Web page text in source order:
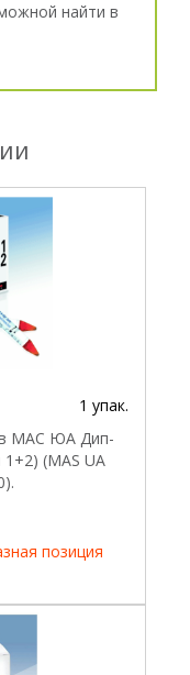
найти в
1 упак.
МАС ЮА Дип-
(MAS UA
позиция